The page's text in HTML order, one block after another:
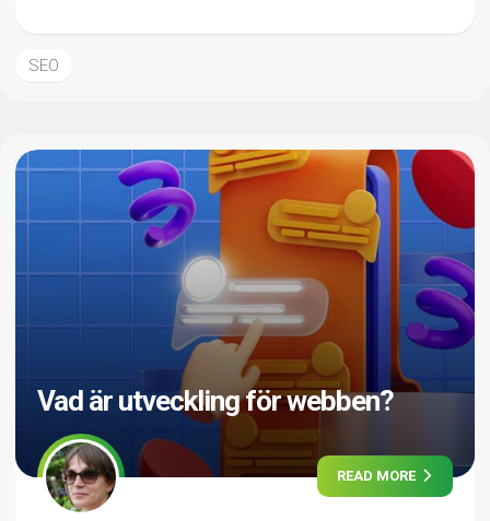
SEO
Vad är utveckling för webben?
READ MORE